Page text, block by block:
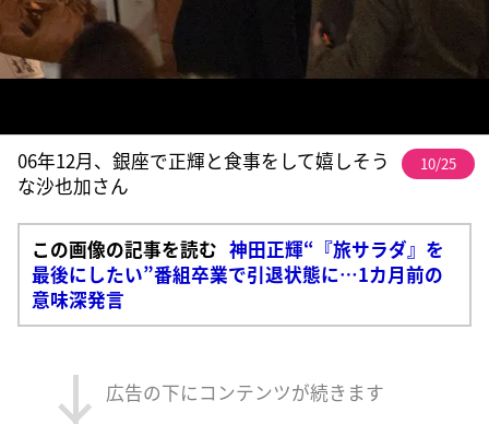
06年12月、銀座で正輝と食事をして嬉しそう
な沙也加さん
10/25
この画像の記事を読む 神田正輝“『旅サラダ』を
最後にしたい”番組卒業で引退状態に…1カ月前の
意味深発言
広告の下にコンテンツが続きます